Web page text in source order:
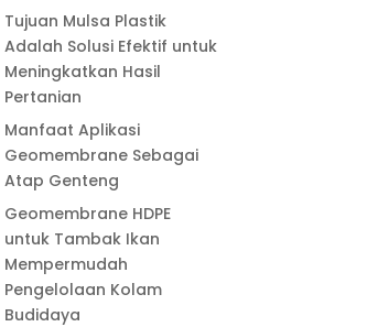
Tujuan Mulsa Plastik
Adalah Solusi Efektif untuk
Meningkatkan Hasil
Pertanian
Manfaat Aplikasi
Geomembrane Sebagai
Atap Genteng
Geomembrane HDPE
untuk Tambak Ikan
Mempermudah
Pengelolaan Kolam
Budidaya